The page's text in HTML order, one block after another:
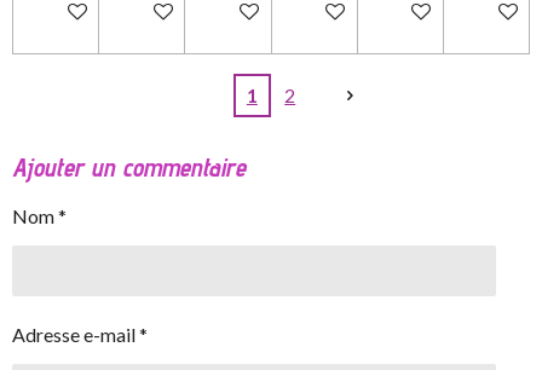
Ajouter au panierAjouter au panierAjouter au panierAjouter au panierAjouter au panier
Ajouter
1 2
Ajouter un commentaire
Nom *
Adresse e-mail *